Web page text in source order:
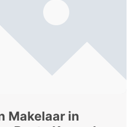
Makelaar in